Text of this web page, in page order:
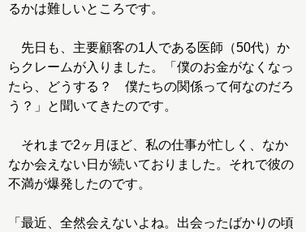
るかは難しいところです。
先日も、主要顧客の1人である医師（50代）か
らクレームが入りました。「僕のお金がなくなっ
たら、どうする？ 僕たちの関係って何なのだろ
う？」と聞いてきたのです。
それまで2ヶ月ほど、私の仕事が忙しく、なか
なか会えない日が続いておりました。それで彼の
不満が爆発したのです。
「最近、全然会えないよね。出会ったばかりの頃